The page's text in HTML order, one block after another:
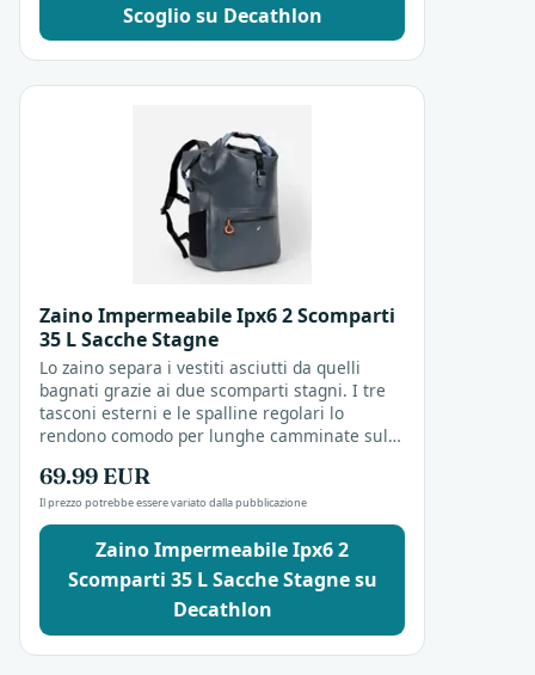
Scoglio su Decathlon
Zaino Impermeabile Ipx6 2 Scomparti
35 L Sacche Stagne
Lo zaino separa i vestiti asciutti da quelli
bagnati grazie ai due scomparti stagni. I tre
tasconi esterni e le spalline regolari lo
rendono comodo per lunghe camminate sulla
69.99 EUR
Il prezzo potrebbe essere variato dalla pubblicazione
Zaino Impermeabile Ipx6 2
Scomparti 35 L Sacche Stagne su
Decathlon